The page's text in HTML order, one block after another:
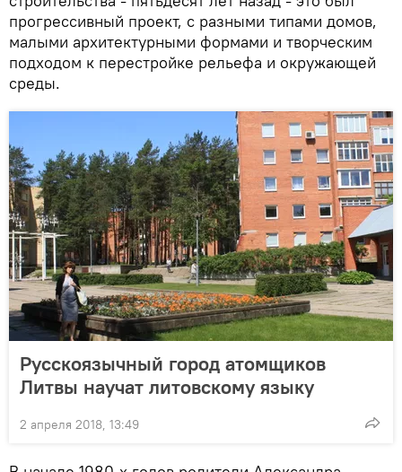
прогрессивный проект, с разными типами домов,
малыми архитектурными формами и творческим
подходом к перестройке рельефа и окружающей
среды.
Русскоязычный город атомщиков
Литвы научат литовскому языку
2 апреля 2018, 13:49